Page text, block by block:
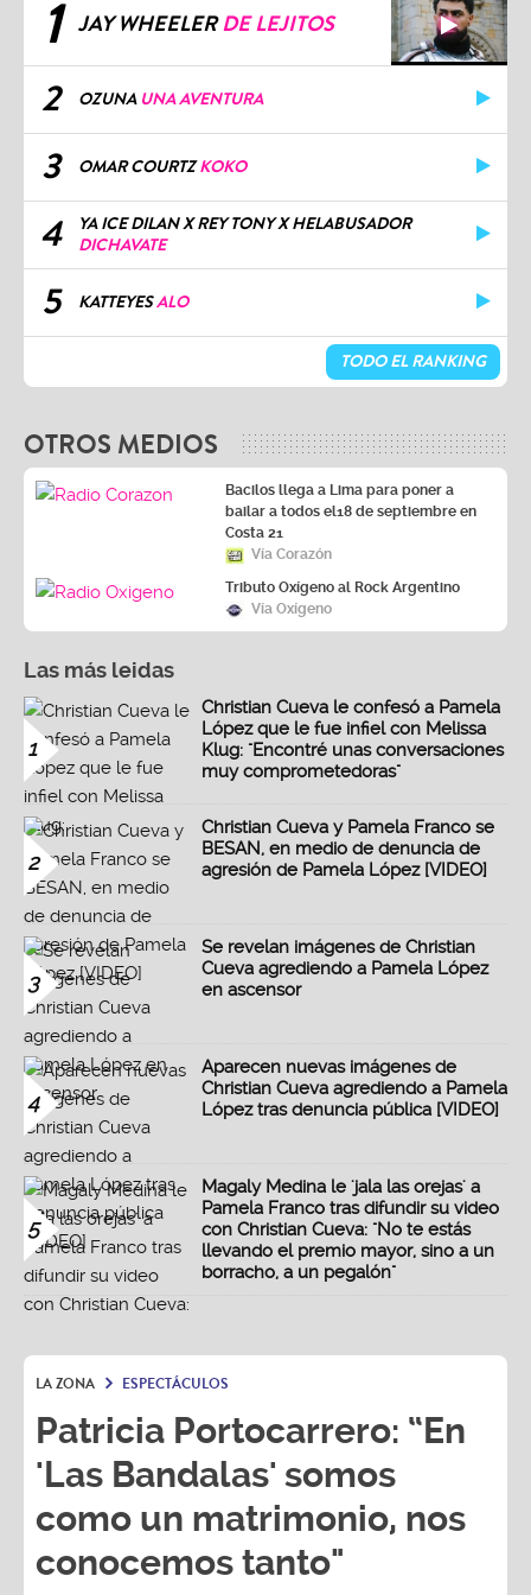
1 JAY WHEELERDE LEJITOS
2 OZUNA UNA AVENTURA
3 OMAR COURTZKOKO
4
YA ICE DILAN X REY TONY X HELABUSADOR
DICHAVATE
5 KATTEYESALO
TODO EL RANKING
OTROS MEDIOS
Bacilos llega a Lima para poner a
bailar a todos el18 de septiembre en
Costa 21
Vía Corazón
Tributo Oxígeno al Rock Argentino
Vía Oxígeno
Las más leidas
1
Christian Cueva le confesó a Pamela
López que le fue infiel con Melissa
Klug: "Encontré unas conversaciones
muy comprometedoras"
2
Christian Cueva y Pamela Franco se
BESAN, en medio de denuncia de
agresión de Pamela López [VIDEO]
3
Se revelan imágenes de Christian
Cueva agrediendo a Pamela López
en ascensor
4
Aparecen nuevas imágenes de
Christian Cueva agrediendo a Pamela
López tras denuncia pública [VIDEO]
5
Magaly Medina le 'jala las orejas' a
Pamela Franco tras difundir su video
con Christian Cueva: "No te estás
llevando el premio mayor, sino a un
borracho, a un pegalón"
LA ZONA ESPECTÁCULOS
Patricia Portocarrero: “En
'Las Bandalas' somos
como un matrimonio, nos
conocemos tanto"